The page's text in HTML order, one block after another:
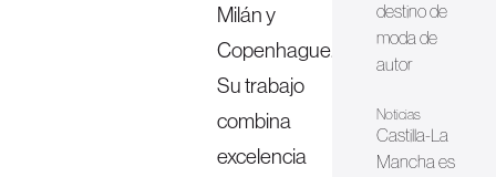
Milán y
Copenhague.
Su trabajo
combina
excelencia
destino de
moda de
autor
Noticias
Castilla-La
Mancha es